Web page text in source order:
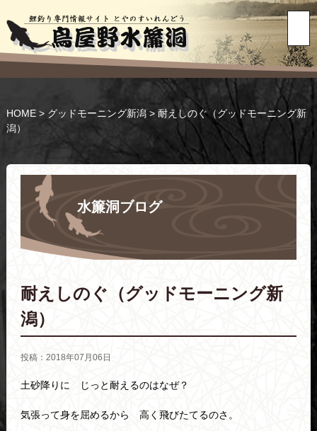
HOME> グッドモーニング新潟> 耐えしのぐ（グッドモーニング新
潟）
水簾洞ブログ
耐えしのぐ（グッドモーニング新
潟）
投稿：2018年07月06日
土砂降りに じっと耐えるのはなぜ？
気張って身を屈めるから 高く飛びたてるのさ。